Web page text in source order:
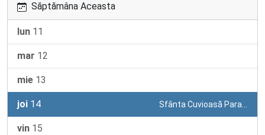
Săptămâna Aceasta
lun 11
mar 12
mie 13
joi 14
vin 15